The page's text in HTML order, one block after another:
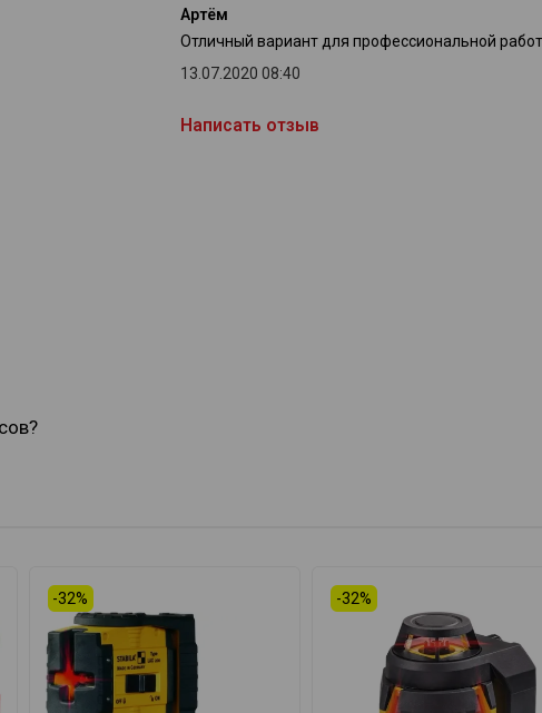
Артём
Отличный вариант для профессиональной
13.07.2020 08:40
Написать отзыв
-32% -32%